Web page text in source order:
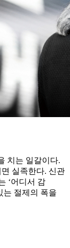
치는 일갈이다.
실족한다. 신관
‘어디서 감
는 절제의 폭을